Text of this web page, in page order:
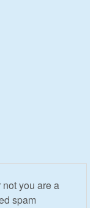
you are a
spam